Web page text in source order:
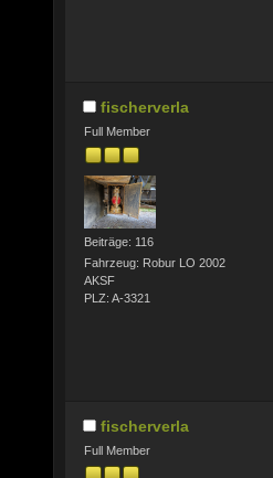
fischerverla
Full Member
Beiträge: 116
Fahrzeug: Robur LO 2002
AKSF
PLZ: A-3321
fischerverla
Full Member